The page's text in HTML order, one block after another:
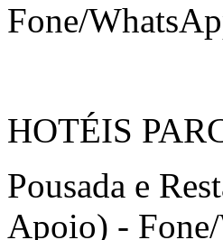
Fone/
HOTÉIS
Pousada e
Apoio) -